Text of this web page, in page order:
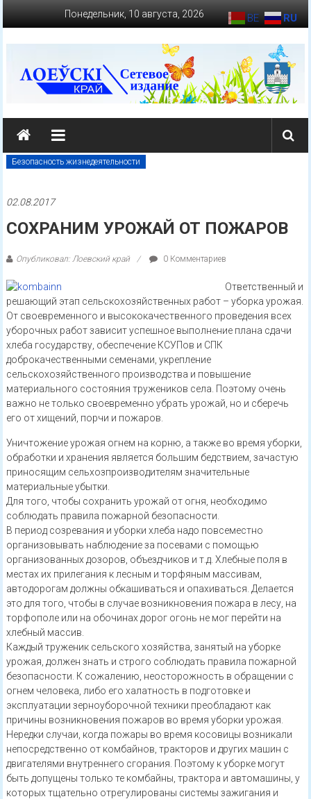
Понедельник, 10 августа, 2026
loevkraj.by
Еженедельная
районная
газета
Безопасность жизнедеятельности
02.08.2017
СОХРАНИМ УРОЖАЙ ОТ ПОЖАРОВ
Опубликовал: Лоевский край 0 Комментариев
Ответственный и
решающий этап сельскохозяйственных работ – уборка урожая.
От своевременного и высококачественного проведения всех
уборочных работ зависит успешное выполнение плана сдачи
хлеба государству, обеспечение КСУПов и СПК
доброкачественными семенами, укрепление
сельскохозяйственного производства и повышение
материального состояния тружеников села. Поэтому очень
важно не только своевременно убрать урожай, но и сберечь
его от хищений, порчи и пожаров.
Уничтожение урожая огнем на корню, а также во время уборки,
обработки и хранения является большим бедствием, зачастую
приносящим сельхозпроизводителям значительные
материальные убытки.
Для того, чтобы сохранить урожай от огня, необходимо
соблюдать правила пожарной безопасности.
В период созревания и уборки хлеба надо повсеместно
организовывать наблюдение за посевами с помощью
организованных дозоров, объездчиков и т.д. Хлебные поля в
местах их прилегания к лесным и торфяным массивам,
автодорогам должны обкашиваться и опахиваться. Делается
это для того, чтобы в случае возникновения пожара в лесу, на
торфополе или на обочинах дорог огонь не мог перейти на
хлебный массив.
Каждый труженик сельского хозяйства, занятый на уборке
урожая, должен знать и строго соблюдать правила пожарной
безопасности. К сожалению, неосторожность в обращении с
огнем человека, либо его халатность в подготовке и
эксплуатации зерноуборочной техники преобладают как
причины возникновения пожаров во время уборки урожая.
Нередки случаи, когда пожары во время косовицы возникали
непосредственно от комбайнов, тракторов и других машин с
двигателями внутреннего сгорания. Поэтому к уборке могут
быть допущены только те комбайны, трактора и автомашины, у
которых тщательно отрегулированы системы зажигания и
BE RU